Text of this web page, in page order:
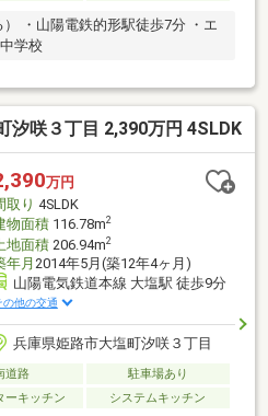
・山陽電鉄的形駅徒歩7分 ・エ
学校
汐咲３丁目 2,390万円 4SLDK
万円
取り 4SLDK
物面積116.78m2
地面積206.94m2
年月 2014年5月(築12年4ヶ月)
山陽電気鉄道本線 大塩駅 徒歩9分
の他の交通
兵庫県姫路市大塩町汐咲３丁目
道路
駐車場あり
ーキッチン システムキッチン